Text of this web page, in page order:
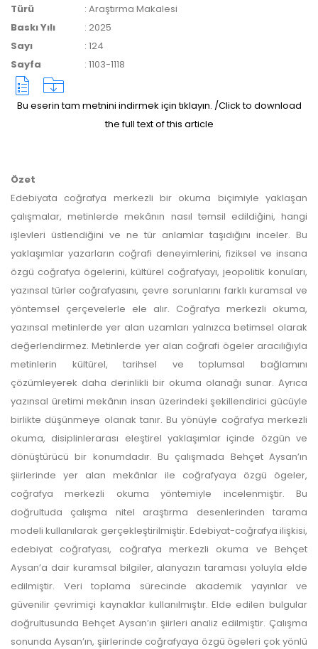
yapılmamaktadır.
Dergiye makale
sonraki öndenetim,
Alan Editörü değerlendirmesi
ve hakem süreçleri,
Dergipark
üzerinden
gerçekleştirilmektedir.
Türü : Araştırma Makalesi
Baskı Yılı
: 2025
Sayı
: 124
Sayfa
: 1103-1118
Bu eserin tam metnini indirmek için tıklayın. /Click to download
the full text of this article
Özet
Edebiyata coğrafya merkezli bir okuma biçimiyle yaklaşan
çalışmalar, metinlerde mekânın nasıl temsil edildiğini, hangi
işlevleri üstlendiğini ve ne tür anlamlar taşıdığını inceler. Bu
yaklaşımlar yazarların coğrafi deneyimlerini, fiziksel ve insana
özgü coğrafya ögelerini, kültürel coğrafyayı, jeopolitik konuları,
yazınsal türler coğrafyasını, çevre sorunlarını farklı kuramsal ve
yöntemsel çerçevelerle ele alır. Coğrafya merkezli okuma,
yazınsal metinlerde yer alan uzamları yalnızca betimsel olarak
değerlendirmez. Metinlerde yer alan coğrafi ögeler aracılığıyla
metinlerin kültürel, tarihsel ve toplumsal bağlamını
çözümleyerek daha derinlikli bir okuma olanağı sunar. Ayrıca
yazınsal üretimi mekânın insan üzerindeki şekillendirici gücüyle
birlikte düşünmeye olanak tanır. Bu yönüyle coğrafya merkezli
okuma, disiplinlerarası eleştirel yaklaşımlar içinde özgün ve
dönüştürücü bir konumdadır. Bu çalışmada Behçet Aysan’ın
şiirlerinde yer alan mekânlar ile coğrafyaya özgü ögeler,
coğrafya merkezli okuma yöntemiyle incelenmiştir. Bu
doğrultuda çalışma nitel araştırma desenlerinden tarama
modeli kullanılarak gerçekleştirilmiştir. Edebiyat-coğrafya ilişkisi,
edebiyat coğrafyası, coğrafya merkezli okuma ve Behçet
Aysan’a dair kuramsal bilgiler, alanyazın taraması yoluyla elde
edilmiştir. Veri toplama sürecinde akademik yayınlar ve
güvenilir çevrimiçi kaynaklar kullanılmıştır. Elde edilen bulgular
doğrultusunda Behçet Aysan’ın şiirleri analiz edilmiştir. Çalışma
sonunda Aysan’ın, şiirlerinde coğrafyaya özgü ögeleri çok yönlü